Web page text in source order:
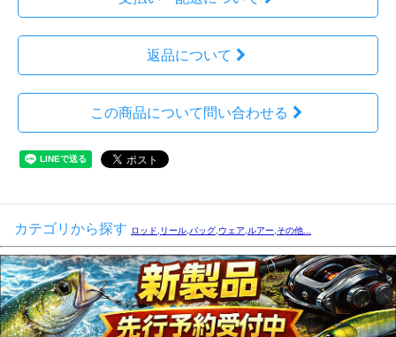
返品について
この商品について問い合わせる
カテゴリから探す ロッド,リール,バッグ,ウェア,ルアー,その他...